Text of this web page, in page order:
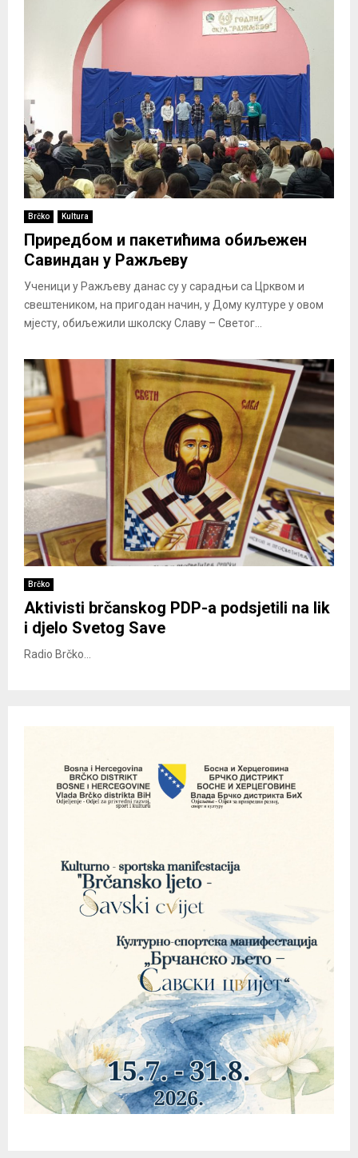
Brčko Kultura
Приредбом и пакетићима обиљежен
Савиндан у Ражљеву
Ученици у Ражљеву данас су у сарадњи са Црквом и
свештеником, на пригодан начин, у Дому културе у овом
мјесту, обиљежили школску Славу – Светог...
Brčko
Aktivisti brčanskog PDP-a podsjetili na lik
i djelo Svetog Save
Radio Brčko...